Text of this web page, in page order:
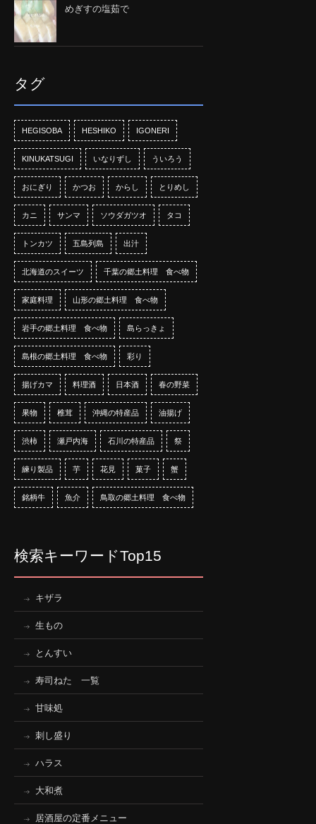
めぎすの塩茹で
タグ
HEGISOBA HESHIKO IGONERI
KINUKATSUGI いなりずし ういろう
おにぎり かつお からし とりめし
カニ サンマ ソウダガツオ タコ
トンカツ 五島列島 出汁
北海道のスイーツ 千葉の郷土料理 食べ物
家庭料理 山形の郷土料理 食べ物
岩手の郷土料理 食べ物 島らっきょ
島根の郷土料理 食べ物 彩り
揚げカマ 料理酒 日本酒 春の野菜
果物 椎茸 沖縄の特産品 油揚げ
渋柿 瀬戸内海 石川の特産品 祭
練り製品 芋 花見 菓子 蟹
銘柄牛 魚介 鳥取の郷土料理 食べ物
検索キーワードTop15
キザラ
生もの
とんすい
寿司ねた 一覧
甘味処
刺し盛り
ハラス
大和煮
居酒屋の定番メニュー